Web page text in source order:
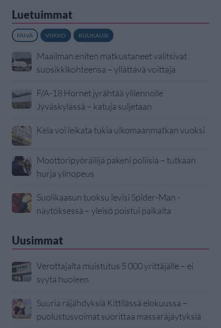
Luetuimmat
PÄIVÄ VIIKKO KUUKAUSI
Maailman eniten matkustaneet valitsivat
suosikkikohteensa – yllättävä voittaja
F/A-18 Hornet jyrähtää ylilennolle
Jyväskylässä – katuja suljetaan
Kela voi leikata tukia ulkomaanmatkan vuoksi
Moottoripyöräilijä pakeni poliisia – tutkaan
hurja ylinopeus
Suolikaasun tuoksu levisi Spider-Man -
näytöksessä – yleisö poistui paikalta
Uusimmat
Verottajalta muistutus 5 000 yrittäjälle – ei
syytä huoleen
Suuria räjähdyksiä Kittilässä elokuussa –
puolustusvoimat suorittaa massaräjäytyksiä